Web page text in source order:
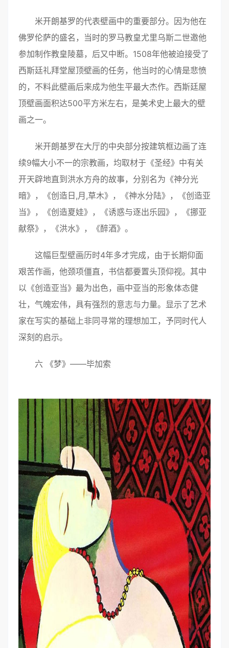
米开朗基罗的代表壁画中的重要部分。因为他在
佛罗伦萨的盛名，当时的罗马教皇尤里乌斯二世邀他
参加制作教皇陵墓，后又中断。1508年他被迫接受了
西斯廷礼拜堂屋顶壁画的任务，他当时的心情是悲愤
的，不料此壁画后来成为他生平最大杰作。西斯廷屋
顶壁画面积达500平方米左右，是美术史上最大的壁
画之一。
米开朗基罗在大厅的中央部分按建筑框边画了连
续9幅大小不一的宗教画，均取材于《圣经》中有关
开天辟地直到洪水方舟的故事，分别名为《神分光
暗》，《创造日,月,草木》，《神水分陆》，《创造亚
当》，《创造夏娃》，《诱惑与逐出乐园》，《挪亚
献祭》，《洪水》，《醉酒》。
这幅巨型壁画历时4年多才完成，由于长期仰面
艰苦作画，他颈项僵直，书信都要置头顶仰视。其中
以《创造亚当》最为出色，画中亚当的形象体态健
壮，气魄宏伟，具有强烈的意志与力量。显示了艺术
家在写实的基础上非同寻常的理想加工，予同时代人
深刻的启示。
六 《梦》——毕加索